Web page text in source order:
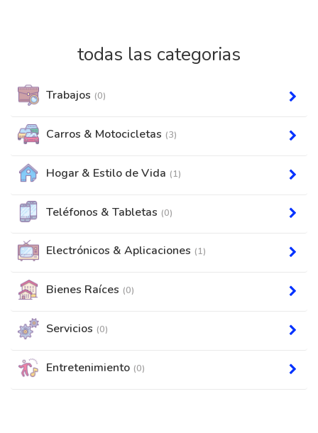
todas las categorias
Trabajos (0)
Carros & Motocicletas (3)
Hogar & Estilo de Vida (1)
Teléfonos & Tabletas (0)
Electrónicos & Aplicaciones (1)
Bienes Raíces (0)
Servicios (0)
Entretenimiento (0)